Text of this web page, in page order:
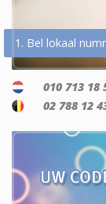
1. Bel lokaal
010 713 18
02 788 12